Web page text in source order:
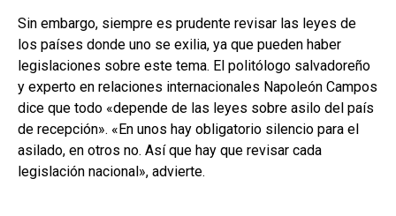
Sin embargo, siempre es prudente revisar las leyes de
los países donde uno se exilia, ya que pueden haber
legislaciones sobre este tema. El politólogo salvadoreño
y experto en relaciones internacionales Napoleón Campos
dice que todo «depende de las leyes sobre asilo del país
de recepción». «En unos hay obligatorio silencio para el
asilado, en otros no. Así que hay que revisar cada
legislación nacional», advierte.